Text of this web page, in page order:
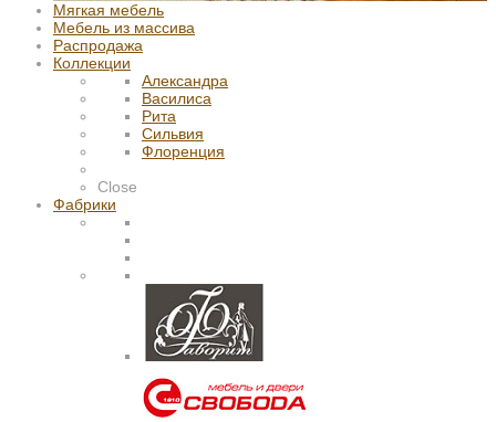
Мягкая мебель
Мебель из массива
Распродажа
Коллекции
Александра
Василиса
Рита
Сильвия
Флоренция
Close
Фабрики